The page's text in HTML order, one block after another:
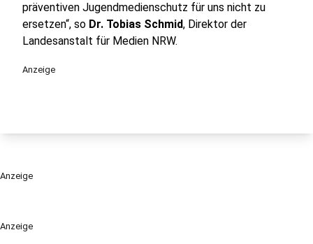
Anzeige
präventiven Jugendmedienschutz für uns nicht zu
ersetzen“, so Dr. Tobias Schmid, Direktor der
Landesanstalt für Medien NRW.
Anzeige
Anzeige